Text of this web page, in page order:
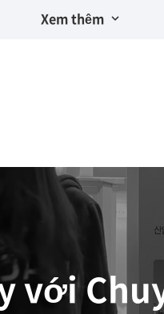
Xem thêm
với